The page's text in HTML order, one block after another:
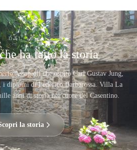
DAL 1083
ha fatto la storia
Assagioli che ospitò Carl Gustav Jung,
i diplomi di Federico Barbarossa. Villa La
anni di storia nel cuore del Casentino.
la storia